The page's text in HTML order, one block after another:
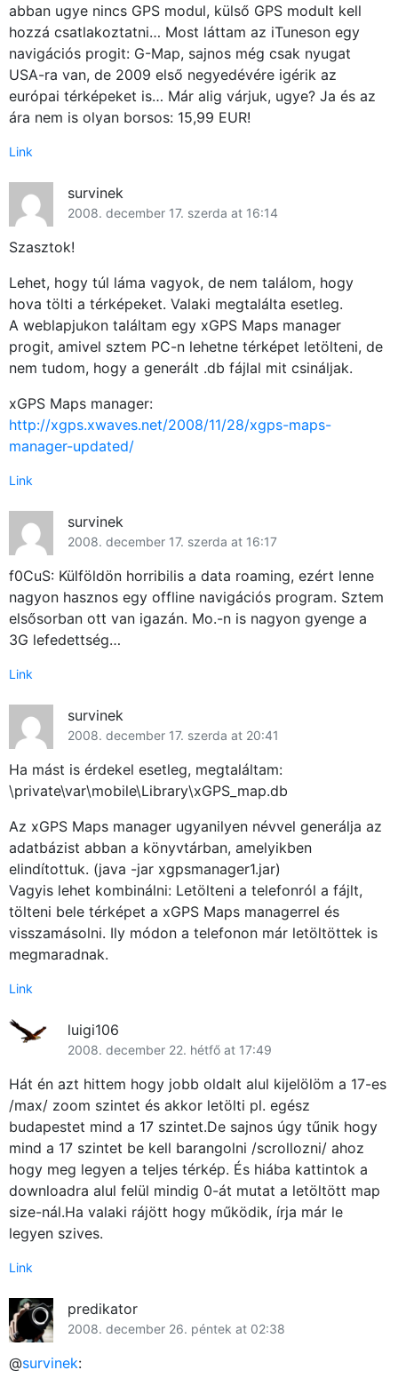
abban ugye nincs GPS modul, külső GPS modult kell
hozzá csatlakoztatni… Most láttam az iTuneson egy
navigációs progit: G-Map, sajnos még csak nyugat
USA-ra van, de 2009 első negyedévére igérik az
európai térképeket is… Már alig várjuk, ugye? Ja és az
ára nem is olyan borsos: 15,99 EUR!
Link
survinek
2008. december 17. szerda at 16:14
Szasztok!
Lehet, hogy túl láma vagyok, de nem találom, hogy
hova tölti a térképeket. Valaki megtalálta esetleg.
A weblapjukon találtam egy xGPS Maps manager
progit, amivel sztem PC-n lehetne térképet letölteni, de
nem tudom, hogy a generált .db fájlal mit csináljak.
xGPS Maps manager:
http://xgps.xwaves.net/2008/11/28/xgps-maps-
manager-updated/
Link
survinek
2008. december 17. szerda at 16:17
f0CuS: Külföldön horribilis a data roaming, ezért lenne
nagyon hasznos egy offline navigációs program. Sztem
elsősorban ott van igazán. Mo.-n is nagyon gyenge a
3G lefedettség…
Link
survinek
2008. december 17. szerda at 20:41
Ha mást is érdekel esetleg, megtaláltam:
\private\var\mobile\Library\xGPS_map.db
Az xGPS Maps manager ugyanilyen névvel generálja az
adatbázist abban a könyvtárban, amelyikben
elindítottuk. (java -jar xgpsmanager1.jar)
Vagyis lehet kombinálni: Letölteni a telefonról a fájlt,
tölteni bele térképet a xGPS Maps managerrel és
visszamásolni. Ily módon a telefonon már letöltöttek is
megmaradnak.
Link
luigi106
2008. december 22. hétfő at 17:49
Hát én azt hittem hogy jobb oldalt alul kijelölöm a 17-es
/max/ zoom szintet és akkor letölti pl. egész
budapestet mind a 17 szintet.De sajnos úgy tűnik hogy
mind a 17 szintet be kell barangolni /scrollozni/ ahoz
hogy meg legyen a teljes térkép. És hiába kattintok a
downloadra alul felül mindig 0-át mutat a letöltött map
size-nál.Ha valaki rájött hogy működik, írja már le
legyen szives.
Link
predikator
2008. december 26. péntek at 02:38
@survinek: